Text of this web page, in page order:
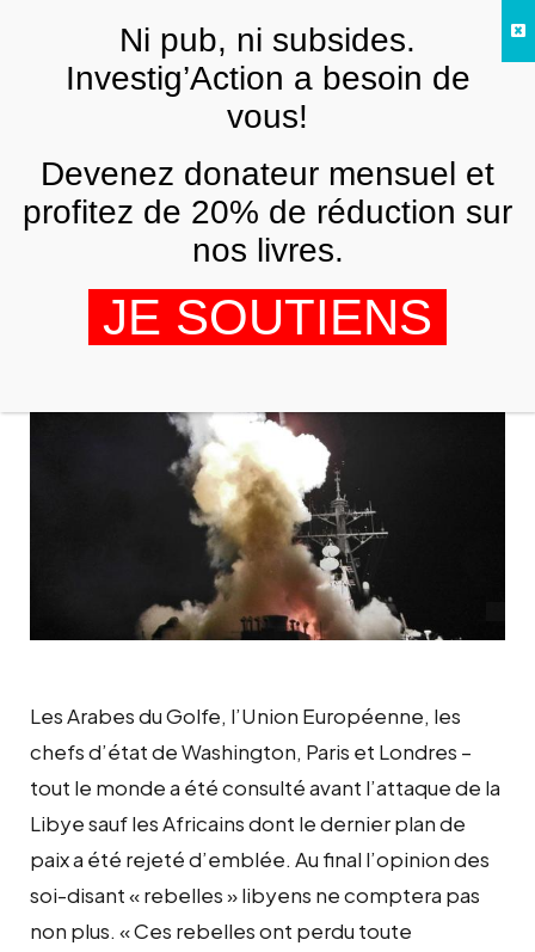
L’OTAN veut libérer l’Afrique du joug
des Africains
5 JUIN 2011
Les Arabes du Golfe, l’Union Européenne, les
chefs d’état de Washington, Paris et Londres –
tout le monde a été consulté avant l’attaque de la
Libye sauf les Africains dont le dernier plan de
paix a été rejeté d’emblée. Au final l’opinion des
soi-disant « rebelles » libyens ne comptera pas
non plus. « Ces rebelles ont perdu toute
FRNi pub, ni subsides.
Investig’Action a besoin de
vous!
Devenez donateur mensuel et
profitez de 20% de réduction sur
nos livres.
JE SOUTIENS